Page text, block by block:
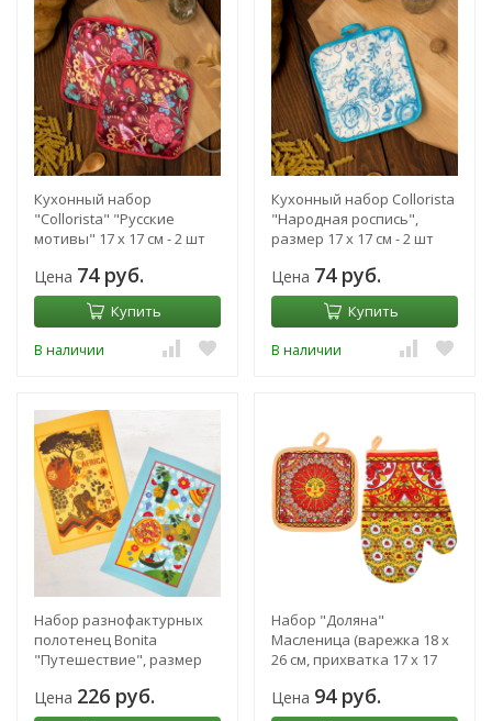
Кухонный набор
"Collorista" "Русские
мотивы" 17 х 17 см - 2 шт
Цена 74 руб.
Купить
В наличии
Кухонный набор Collorista
"Народная роспись",
размер 17 х 17 см - 2 шт
Цена 74 руб.
Купить
В наличии
Набор разнофактурных
полотенец Bonita
"Путешествие", размер
Цена 226 руб.
Набор "Доляна"
Масленица (варежка 18 х
26 см, прихватка 17 х 17
Цена 94 руб.